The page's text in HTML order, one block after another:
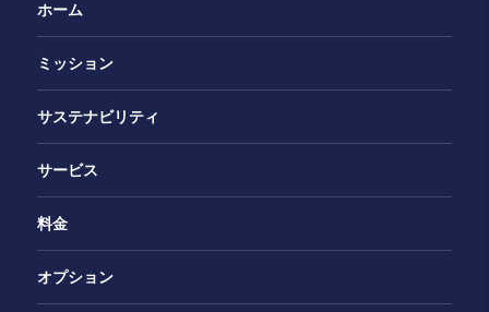
ホーム
ミッション
サステナビリティ
サービス
料金
オプション